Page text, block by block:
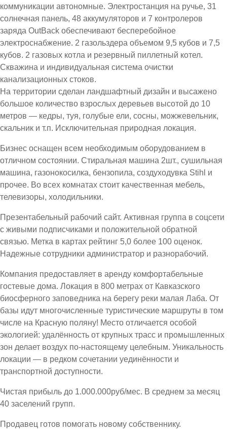
коммуникации автономные. Электростанция на ручье, 31
солнечная панель, 48 аккумуляторов и 7 контролеров
заряда OutBack обеспечивают бесперебойное
электроснабжение. 2 газольздера объемом 9,5 кубов и 7,5
кубов. 2 газовых котла и резервный пиллетный котел.
Скважина и индивидуальная система очистки
канализационных стоков.
На территории сделан ландшафтный дизайн и высажено
большое количество взрослых деревьев высотой до 10
метров — кедры, туя, голубые ели, сосны, можжевельник,
скальник и т.п. Исключительная природная локация.
Бизнес оснащен всем необходимым оборудованием в
отличном состоянии. Стиральная машина 2шт., сушильная
машина, газонокосилка, бензопила, создуходувка Stihl и
прочее. Во всех комнатах стоит качественная мебель,
телевизоры, холодильники.
Презентабельный рабочий сайт. Активная группа в соцсети
с живыми подписчиками и положительной обратной
связью. Метка в картах рейтинг 5,0 более 100 оценок.
Надежные сотрудники администратор и разнорабочий.
Компания предоставляет в аренду комфортабельные
гостевые дома. Локация в 800 метрах от Кавказского
биосферного заповедника на берегу реки малая Лаба. От
базы идут многочисленные туристические маршруты в том
числе на Красную поляну! Место отличается особой
экологией: удалённость от крупных трасс и промышленных
зон делает воздух по-настоящему целебным. Уникальность
локации — в редком сочетании уединённости и
транспортной доступности.
Чистая прибыль до 1.000.000руб/мес. В среднем за месяц
40 заселений групп.
Продавец готов помогать новому собственнику.